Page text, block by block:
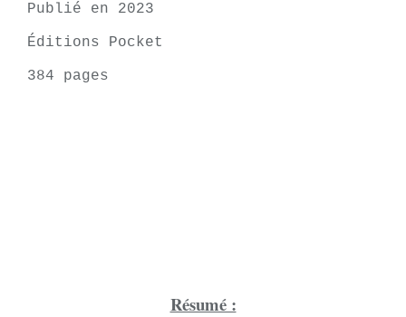
Publié en 2023
Éditions Pocket
384 pages
Résumé :